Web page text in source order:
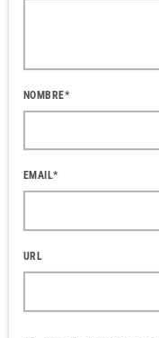
NOMBRE*
EMAIL*
URL